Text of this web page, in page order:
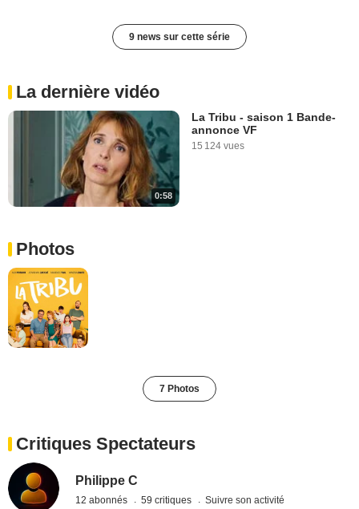
9 news sur cette série
La dernière vidéo
0:58
La Tribu - saison 1 Bande-
annonce VF
15 124 vues
Photos
7 Photos
Critiques Spectateurs
Philippe C
12 abonnés 59 critiques Suivre son activité